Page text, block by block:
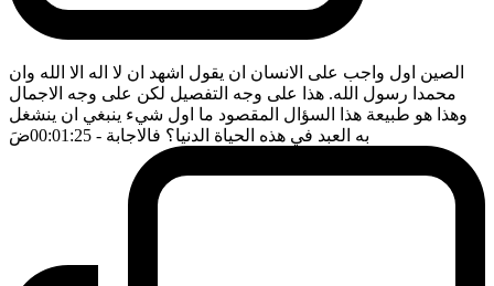
الصين اول واجب على الانسان ان يقول اشهد ان لا اله الا الله وان
محمدا رسول الله. هذا على وجه التفصيل لكن على وجه الاجمال
وهذا هو طبيعة هذا السؤال المقصود ما اول شيء ينبغي ان ينشغل
به العبد في هذه الحياة الدنيا؟ فالاجابة - 00:01:25 ضَ